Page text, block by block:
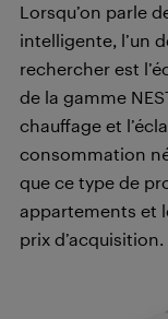
Lorsqu’on parle
intelligente, l’un
rechercher est
de la gamme
chauffage et
consommation
que ce type de
appartements et
prix d’acquisition.